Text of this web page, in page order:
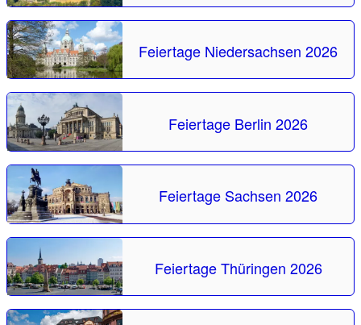
Feiertage Niedersachsen 2026
Feiertage Berlin 2026
Feiertage Sachsen 2026
Feiertage Thüringen 2026